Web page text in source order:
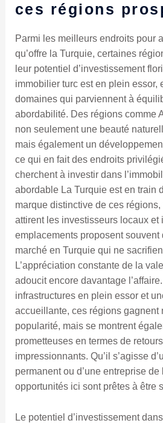
ces régions
Parmi les meilleurs endroits pour
qu’offre la Turquie, certaines
leur potentiel d’investissement
immobilier turc est en plein essor,
domaines qui parviennent à
abordabilité. Des régions comme
non seulement une beauté
mais également un
ce qui en fait des endroits
cherchent à investir dans
abordable La Turquie est en train
marque distinctive de ces
attirent les investisseurs locaux et
emplacements proposent souvent
marché en Turquie qui ne
L’appréciation constante de la
adoucit encore davantage
infrastructures en plein essor et
accueillante, ces régions gagnent
popularité, mais se montrent
prometteuses en termes de
impressionnants. Qu’il s’agisse
permanent ou d’une entreprise
opportunités ici sont prêtes à être
Le potentiel d’investissement